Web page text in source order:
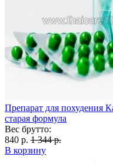
Препарат для похудения
старая формула
Вес брутто:
840 р. 1 344 р.
В корзину